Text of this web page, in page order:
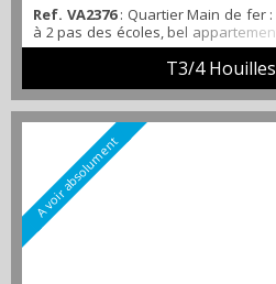
Ref. VA2376: Quartier Main de fer :
à 2 pas des écoles, bel
entrée avec placard, un grand
), une cuisine séparée et
d'eau, un WC séparé, une
une place de parking extérieur
aucun vis à vis. Résidence fermée...
T3/4 Houilles
A voir absolument